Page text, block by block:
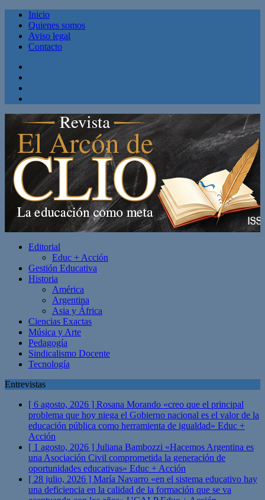
Inicio
Quienes somos
Aviso legal
Contacto
Editorial
Educ + Acción
Gestión Educativa
Historia
América
Argentina
Asia y África
Ciencias Exactas
Música y Arte
Pedagogía
Sindicalismo Docente
Tecnología
Entrevistas
[ 6 agosto, 2026 ] Rosana Morando «creo que el principal
problema que hoy niega el Gobierno nacional es el valor de la
educación pública como herramienta de igualdad» Educ +
Acción
[ 1 agosto, 2026 ] Juliana Bambozzi «Hacemos Argentina es
una Asociación Civil comprometida la generación de
oportunidades educativas» Educ + Acción
[ 28 julio, 2026 ] María Navarro «en el sistema educativo hay
una deficiencia en la calidad de la formación que se va